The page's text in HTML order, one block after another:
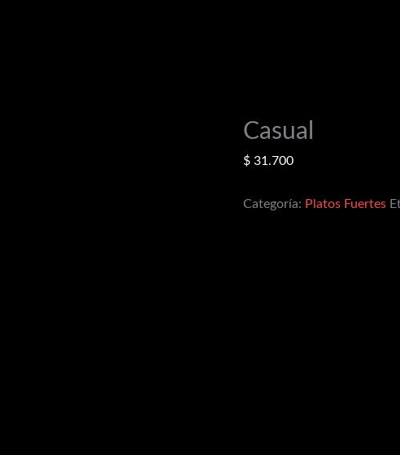
Casual
$ 31.700
Categoría: Platos Fuertes